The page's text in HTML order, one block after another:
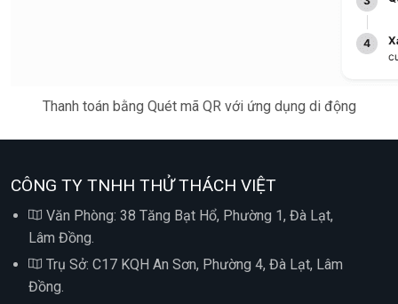
Thanh toán bằng Quét mã QR với ứng dụng di động
CÔNG TY TNHH THỬ THÁCH VIỆT
Văn Phòng: 38 Tăng Bạt Hổ, Phường 1, Đà Lạt,
Lâm Đồng.
Trụ Sở: C17 KQH An Sơn, Phường 4, Đà Lạt, Lâm
Đồng.